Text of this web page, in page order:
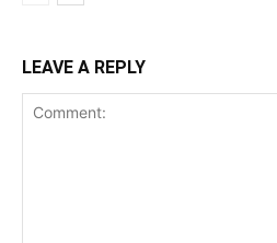
LEAVE A REPLY